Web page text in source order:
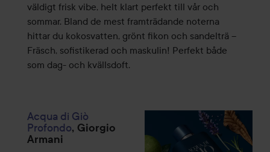
väldigt frisk vibe, helt klart perfekt till vår och
sommar. Bland de mest framträdande noterna
hittar du kokosvatten, grönt fikon och sandelträ –
Fräsch, sofistikerad och maskulin! Perfekt både
som dag- och kvällsdoft.
Acqua di Giò
Profondo, Giorgio
Armani